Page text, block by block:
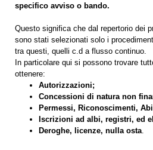
specifico avviso o bando.
Questo significa che dal repertorio dei
sono stati selezionati solo i
tra questi, quelli c.d a flusso continuo.
In particolare qui si possono trovare
ottenere:
Autorizzazioni;
Concessioni di natura non
Permessi, Riconoscimenti,
Iscrizioni ad albi, registri, ed
Deroghe, licenze, nulla osta